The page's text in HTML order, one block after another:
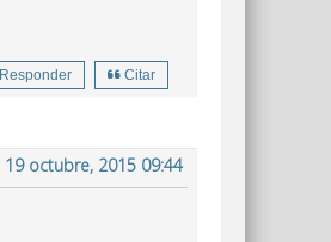
Responder Citar
19 octubre, 2015 09:44